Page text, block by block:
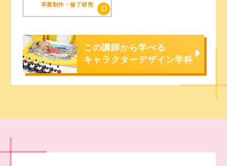
卒業制作・修了研究
この講師から学べる
キャラクターデザイン学科